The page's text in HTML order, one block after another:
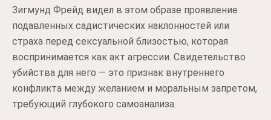
Зигмунд Фрейд видел в этом образе проявление
подавленных садистических наклонностей или
страха перед сексуальной близостью, которая
воспринимается как акт агрессии. Свидетельство
убийства для него — это признак внутреннего
конфликта между желанием и моральным запретом,
требующий глубокого самоанализа.